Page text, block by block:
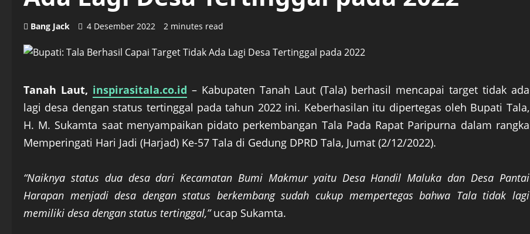
Bang Jack 4 Desember 2022 2 minutes read
Tanah Laut, inspirasitala.co.id – Kabupaten Tanah Laut (Tala) berhasil mencapai target tidak ada
lagi desa dengan status tertinggal pada tahun 2022 ini. Keberhasilan itu dipertegas oleh Bupati Tala,
H. M. Sukamta saat menyampaikan pidato perkembangan Tala Pada Rapat Paripurna dalam rangka
Memperingati Hari Jadi (Harjad) Ke-57 Tala di Gedung DPRD Tala, Jumat (2/12/2022).
“Naiknya status dua desa dari Kecamatan Bumi Makmur yaitu Desa Handil Maluka dan Desa Pantai
Harapan menjadi desa dengan status berkembang sudah cukup mempertegas bahwa Tala tidak lagi
memiliki desa dengan status tertinggal,”ucap Sukamta.